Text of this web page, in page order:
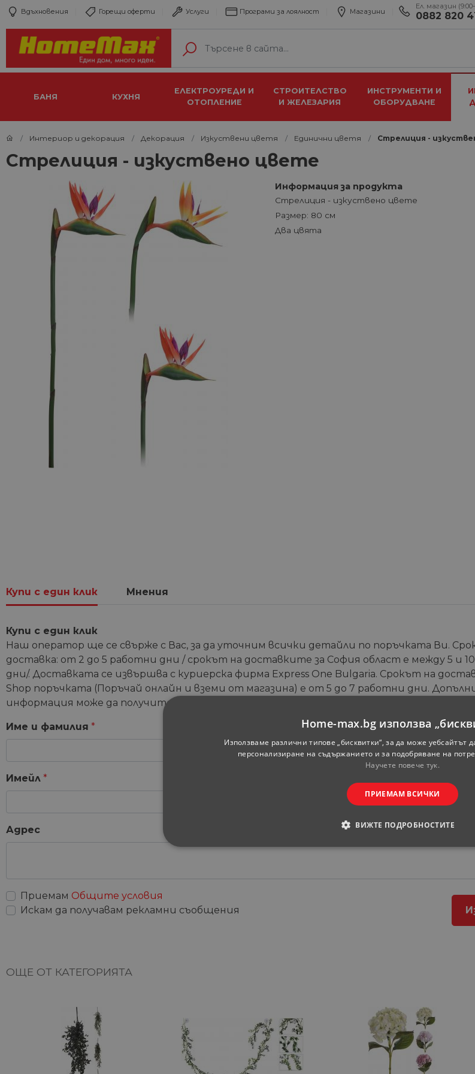
Вдъхновения Горещи оферти Услуги Програми за лоялност Магазини
Ел. магазин (9:00-
0882 820
БАНЯ КУХНЯ
ЕЛЕКТРОУРЕДИ И
ОТОПЛЕНИЕ
СТРОИТЕЛСТВО
И ЖЕЛЕЗАРИЯ
ИНСТРУМЕНТИ И
ОБОРУДВАНЕ
Интериор и декорация Декорация Изкуствени цветя Единични цветя Стрелиция -
Стрелиция - изкуствено цвете
Информация за продукта
Стрелиция - изкуствено цвете
Размер: 80 см
Два цвята
Купи с един клик Мнения
Купи с един клик
Наш оператор ще се свърже с Вас, за да уточним всички детайли по поръчката Ви.
доставка: от 2 до 5 работни дни / срокът на доставките за София област е между 5 и
дни/. Доставката се извършва с куриерска фирма Express One Bulgaria. Срокът на
Shop поръчката (Поръчай онлайн и вземи от магазина) е от 5 до 7 работни дни.
информация може да получите от координаторите на онлайн магазина.
Име и фамилия * Телефон *
Имейл *
Адрес
Приемам Общите условия
Искам да получавам рекламни съобщения
ОЩЕ ОТ КАТЕГОРИЯТА
Home-max.bg използва
Използваме различни типове „бисквитки“, за да може уебсайтът
персонализиране на съдържанието и за подобряване на
Научете повече тук.
ПРИЕМАМ ВСИЧКИ
ВИЖТЕ ПОДРОБНОСТИТЕ
НЕКЛАСИФИЦИРАНИ
Inc.
.onesignal.com
минути
Тази бисквитка се използва
Това е от полза за уебсайта,
използването на техния
G_ENABLED_IDPS
Google LLC
.www.home-
Използва се за влизане с